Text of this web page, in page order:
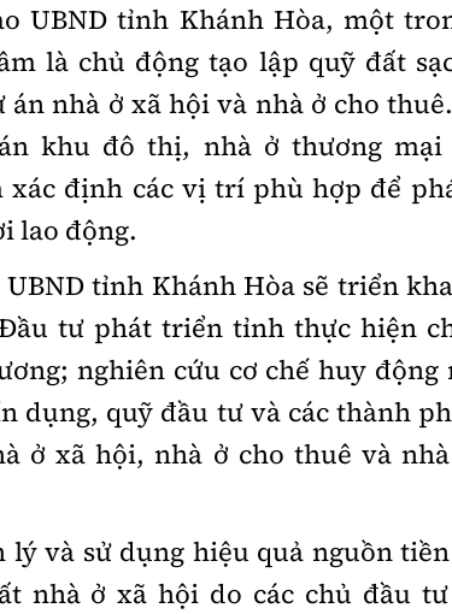
UBND tỉnh Khánh Hòa, một
là chủ động tạo lập quỹ đất
án nhà ở xã hội và nhà ở cho
khu đô thị, nhà ở thương
xác định các vị trí phù hợp để
lao động.
UBND tỉnh Khánh Hòa sẽ triển
tư phát triển tỉnh thực hiện
nghiên cứu cơ chế huy
dụng, quỹ đầu tư và các thành
ở xã hội, nhà ở cho thuê và
lý và sử dụng hiệu quả nguồn
nhà ở xã hội do các chủ đầu